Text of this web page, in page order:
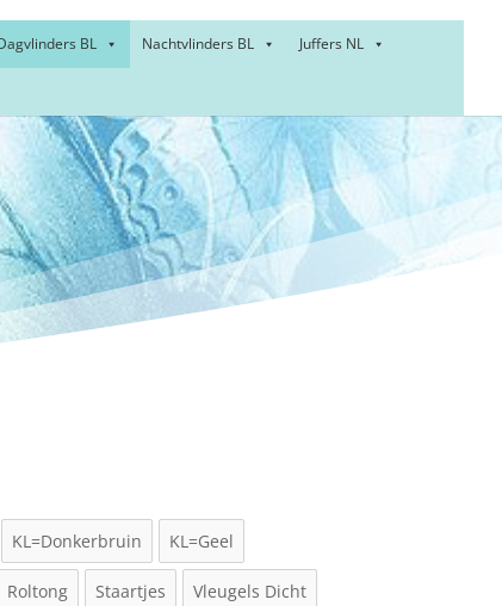
BL Nachtvlinders BL Juffers NL
–
KL=Donkerbruin KL=Geel
Roltong Staartjes Vleugels Dicht